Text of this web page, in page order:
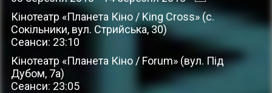
Кінотеатр «Планета Кіно / King Cross»(с.
Сокільники, вул. Стрийська, 30)
Сеанси: 23:10
Кінотеатр «Планета Кіно / Forum» (вул. Під
Дубом, 7а)
Сеанси: 23:05